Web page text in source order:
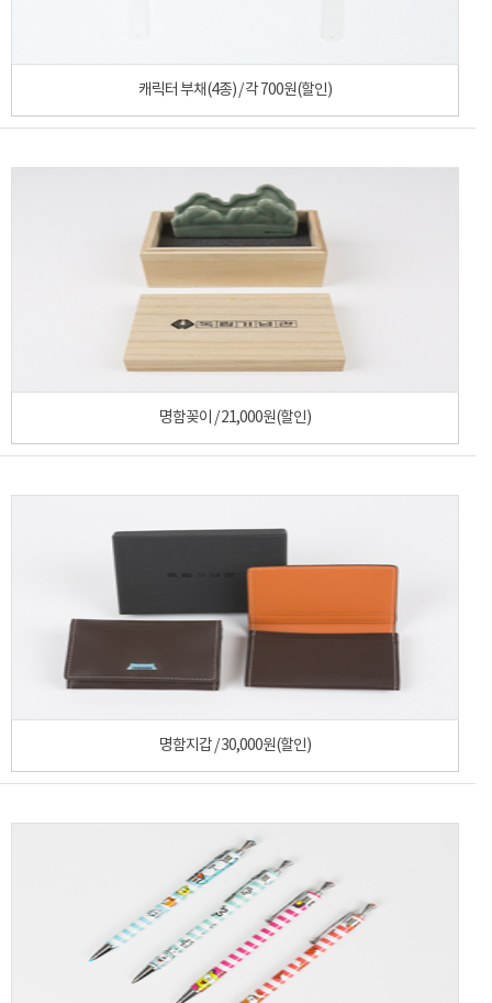
캐릭터 부채(4종) / 각 700원(할인)
명함꽂이 / 21,000원(할인)
명함지갑 / 30,000원(할인)